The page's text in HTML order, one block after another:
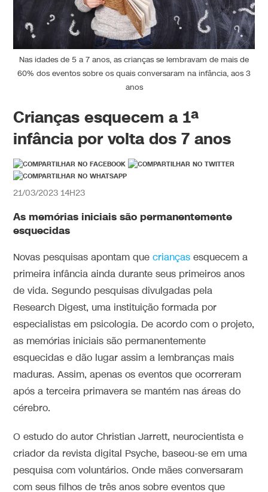
Nas idades de 5 a 7 anos, as crianças se lembravam de mais de
60% dos eventos sobre os quais conversaram na infância, aos 3
anos
Crianças esquecem a 1ª
infância por volta dos 7 anos
21/03/2023 14H23
As memórias iniciais são permanentemente
esquecidas
Novas pesquisas apontam quecrianças esquecem a
primeira infância ainda durante seus primeiros anos
de vida. Segundo pesquisas divulgadas pela
Research Digest, uma instituição formada por
especialistas em psicologia. De acordo com o projeto,
as memórias iniciais são permanentemente
esquecidas e dão lugar assim a lembranças mais
maduras. Assim, apenas os eventos que ocorreram
após a terceira primavera se mantém nas áreas do
cérebro.
O estudo do autor Christian Jarrett, neurocientista e
criador da revista digital Psyche, baseou-se em uma
pesquisa com voluntários. Onde mães conversaram
com seus filhos de três anos sobre eventos que